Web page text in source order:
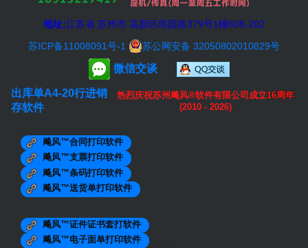
五金电镀厂送货单
山东新型建材有限责任公司发货单
大连旅顺构件厂销售出库单
XX石业产品出库单
装饰材料销售清单
无锡XX加工中心产品出库清单
石材销货清单
瓷砖调拨单
医药单据
XXX生物科技有限公司销售发货单
北京XXXXX生物
保定XXXX医疗
安徽XXXXX医药
太原市药业出库复核单
山西医药公司出库单
地址:江苏省. 苏州市 .高新区塔园路379号1幢608-202
苏ICP备11008091号-1
苏公网安备 32050802010829号
微信交谈
出库单A4-20行进销
存软件
热烈庆祝苏州飚风®软件有限公司成立16周年
(2010 - 2026)
飚风™合同打印软件
飚风™支票打印软件
飚风™条码打印软件
飚风™送货单打印软件
飚风™证件证书套打软件
飚风™电子面单打印软件